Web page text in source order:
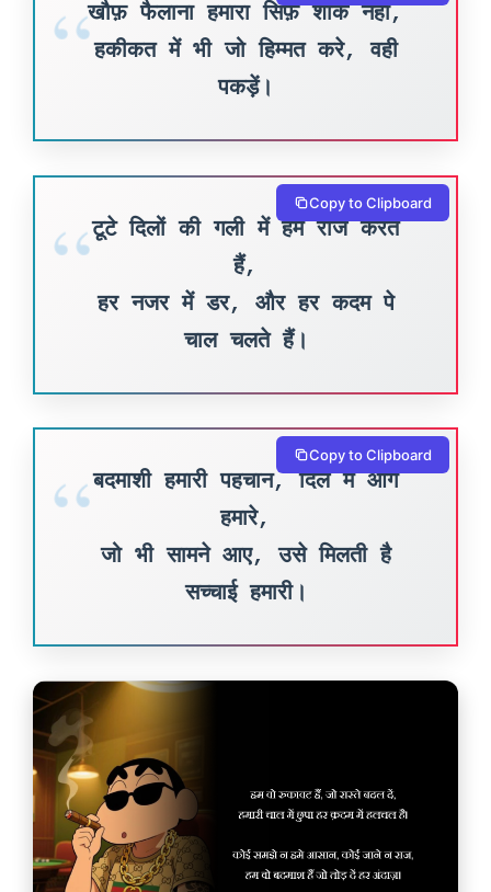
खौफ़ फैलाना हमारा सिर्फ़ शौक नहीं,
हकीकत में भी जो हिम्मत करे, वही
पकड़ें।
टूटे दिलों की गली में हम राज करते
हैं,
हर नजर में डर, और हर कदम पे
चाल चलते हैं।
Copy to Clipboard
बदमाशी हमारी पहचान, दिल में आग
हमारे,
जो भी सामने आए, उसे मिलती है
सच्चाई हमारी।
Copy to Clipboard